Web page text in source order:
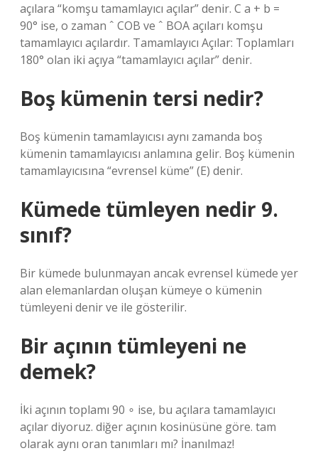
açılara “komşu tamamlayıcı açılar” denir. C a + b =
90° ise, o zaman ˆ COB ve ˆ BOA açıları komşu
tamamlayıcı açılardır. Tamamlayıcı Açılar: Toplamları
180° olan iki açıya “tamamlayıcı açılar” denir.
Boş kümenin tersi nedir?
Boş kümenin tamamlayıcısı aynı zamanda boş
kümenin tamamlayıcısı anlamına gelir. Boş kümenin
tamamlayıcısına “evrensel küme” (E) denir.
Kümede tümleyen nedir 9.
sınıf?
Bir kümede bulunmayan ancak evrensel kümede yer
alan elemanlardan oluşan kümeye o kümenin
tümleyeni denir ve ile gösterilir.
Bir açının tümleyeni ne
demek?
İki açının toplamı 90 ∘ ise, bu açılara tamamlayıcı
açılar diyoruz. diğer açının kosinüsüne göre. tam
olarak aynı oran tanımları mı? İnanılmaz!